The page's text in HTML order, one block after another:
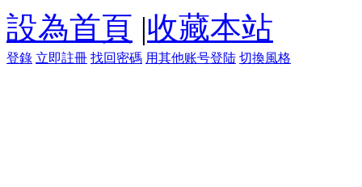
設為首頁 |收藏本站
登錄 立即註冊 找回密碼 用其他账号登陆 切換風格